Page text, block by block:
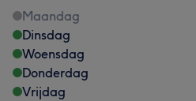
Maandag
Dinsdag
Woensdag
Donderdag
Vrijdag